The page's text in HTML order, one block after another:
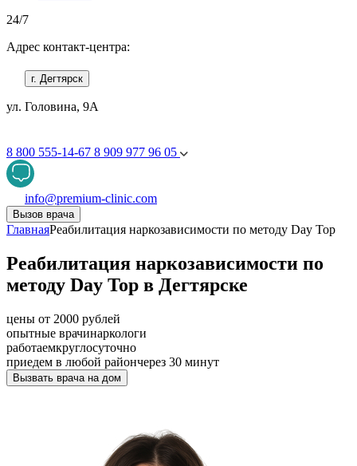
24/7
Адрес контакт-центра:
г. Дегтярск
ул. Головина, 9А
8 800 555-14-67 8 909 977 96 05
info@premium-clinic.com
Вызов врача
ГлавнаяРеабилитация наркозависимости по методу Day Top
Реабилитация наркозависимости по
методу Day Top в Дегтярске
цены от 2000 рублей
опытные врачинаркологи
работаемкруглосуточно
приедем в любой райончерез 30 минут
Вызвать врача на дом